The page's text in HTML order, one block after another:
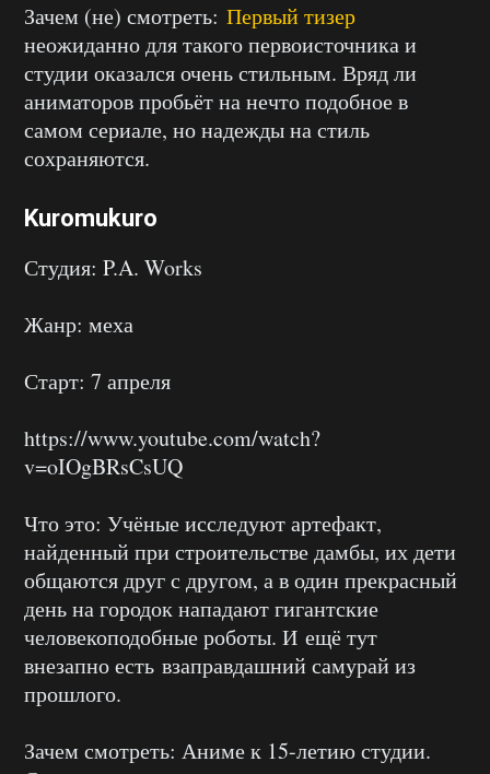
Зачем (не) смотреть: Первый тизер
неожиданно для такого первоисточника и
студии оказался очень стильным. Вряд ли
аниматоров пробьёт на нечто подобное в
самом сериале, но надежды на стиль
сохраняются.
Kuromukuro
Студия: P.A. Works
Жанр: меха
Старт: 7 апреля
https://www.youtube.com/watch?
v=oIOgBRsCsUQ
Что это: Учёные исследуют артефакт,
найденный при строительстве дамбы, их дети
общаются друг с другом, а в один прекрасный
день на городок нападают гигантские
человекоподобные роботы. И ещё тут
внезапно есть взаправдашний самурай из
прошлого.
Зачем смотреть: Аниме к 15-летию студии.